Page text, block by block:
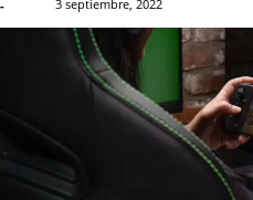
- 3 septiembre, 2022